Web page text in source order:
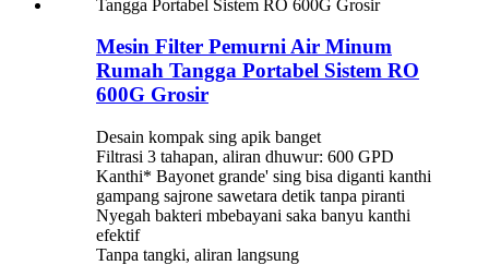
Mesin Filter Pemurni Air Minum
Rumah Tangga Portabel Sistem RO
600G Grosir
Desain kompak sing apik banget
Filtrasi 3 tahapan, aliran dhuwur: 600 GPD
Kanthi* Bayonet grande' sing bisa diganti kanthi
gampang sajrone sawetara detik tanpa piranti
Nyegah bakteri mbebayani saka banyu kanthi
efektif
Tanpa tangki, aliran langsung